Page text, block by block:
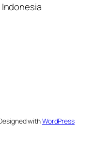
Indonesia
withWordPress